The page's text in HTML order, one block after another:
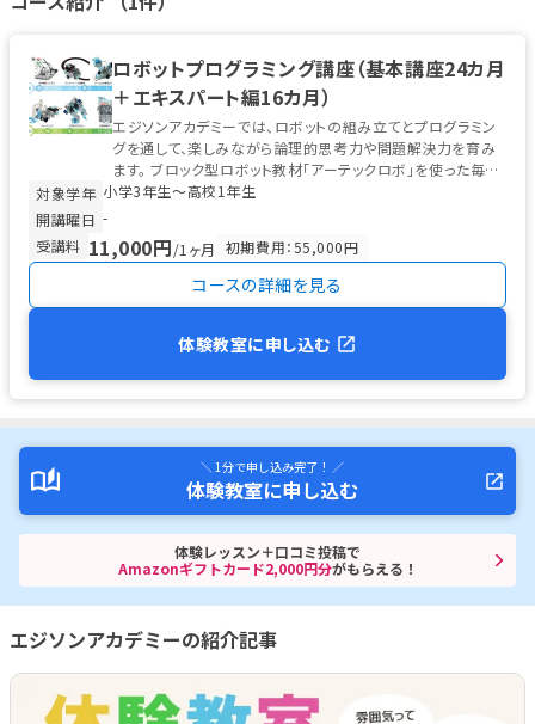
ロボットプログラミング講座（基本講座24カ月
＋エキスパート編16カ月）
エジソンアカデミーでは、ロボットの組み立てとプログラミン
グを通して、楽しみながら論理的思考力や問題解決力を育み
ます。 ブロック型ロボット教材「アーテックロボ」を使った毎月
の制作と、本格的な...
対象学年 小学3年生〜高校1年生
開講曜日 -
受講料 11,000円/1ヶ月 初期費用：55,000円
コースの詳細を見る
体験教室に申し込む
＼ 1分で申し込み完了！ ／
体験教室に申し込む
体験レッスン＋口コミ投稿で
Amazonギフトカード2,000円分がもらえる！
エジソンアカデミーの紹介記事